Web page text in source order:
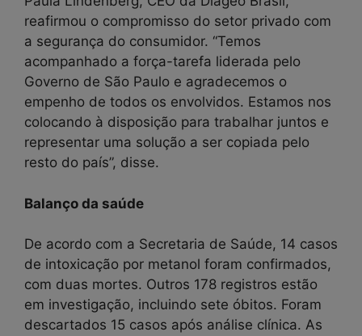
reafirmou o compromisso do setor privado com
a segurança do consumidor. “Temos
acompanhado a força-tarefa liderada pelo
Governo de São Paulo e agradecemos o
empenho de todos os envolvidos. Estamos nos
colocando à disposição para trabalhar juntos e
representar uma solução a ser copiada pelo
resto do país”, disse.
Balanço da saúde
De acordo com a Secretaria de Saúde, 14 casos
de intoxicação por metanol foram confirmados,
com duas mortes. Outros 178 registros estão
em investigação, incluindo sete óbitos. Foram
descartados 15 casos após análise clínica. As